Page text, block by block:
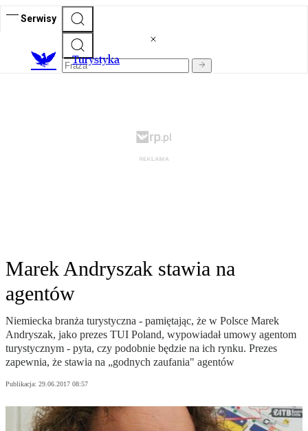
Serwisy
Turystyka
Marek Andryszak stawia na
agentów
Niemiecka branża turystyczna - pamiętając, że w Polsce Marek
Andryszak, jako prezes TUI Poland, wypowiadał umowy agentom
turystycznym - pyta, czy podobnie będzie na ich rynku. Prezes
zapewnia, że stawia na „godnych zaufania" agentów
Publikacja: 29.06.2017 08:57